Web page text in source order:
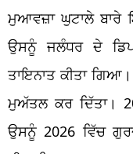
ਮੁਆਵਜ਼ਾ ਘੁਟਾਲੇ ਬਾਰੇ
ਉਸਨੂੰ ਜਲੰਧਰ ਦੇ
ਤਾਇਨਾਤ ਕੀਤਾ
ਮੁਅੱਤਲ ਕਰ ਦਿੱਤਾ।
ਉਸਨੂੰ 2026 ਵਿੱਚ